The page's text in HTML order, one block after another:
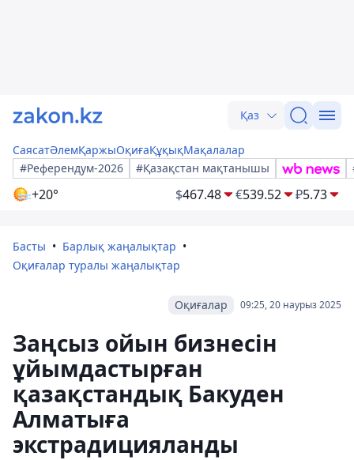
Қаз
СаясатӘлемҚаржыОқиғаҚұқықМақалалар
#Референдум-2026
#Қазақстан мақтанышы
+20° $467.48 €539.52 ₽5.73
Басты
Барлық жаңалықтар
Оқиғалар туралы жаңалықтар
09:25, 20 наурыз 2025
Оқиғалар
Заңсыз ойын бизнесін
ұйымдастырған
қазақстандық Бакуден
Алматыға
экстрадицияланды